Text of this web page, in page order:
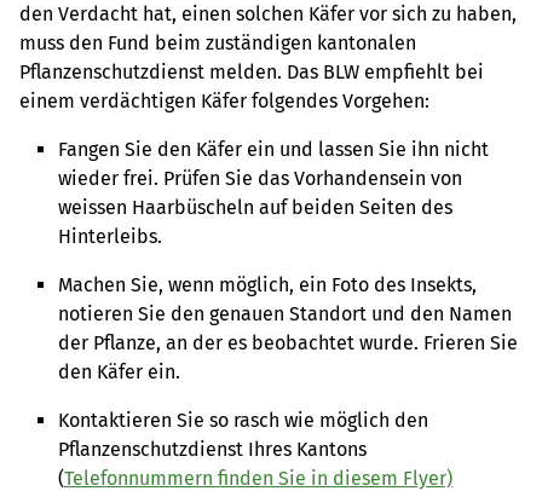
den Verdacht hat, einen solchen Käfer vor sich zu haben,
muss den Fund beim zuständigen kantonalen
Pflanzenschutzdienst melden. Das BLW empfiehlt bei
einem verdächtigen Käfer folgendes Vorgehen:
Fangen Sie den Käfer ein und lassen Sie ihn nicht
wieder frei. Prüfen Sie das Vorhandensein von
weissen Haarbüscheln auf beiden Seiten des
Hinterleibs.
Machen Sie, wenn möglich, ein Foto des Insekts,
notieren Sie den genauen Standort und den Namen
der Pflanze, an der es beobachtet wurde. Frieren Sie
den Käfer ein.
Kontaktieren Sie so rasch wie möglich den
Pflanzenschutzdienst Ihres Kantons
(Telefonnummern finden Sie in diesem Flyer)